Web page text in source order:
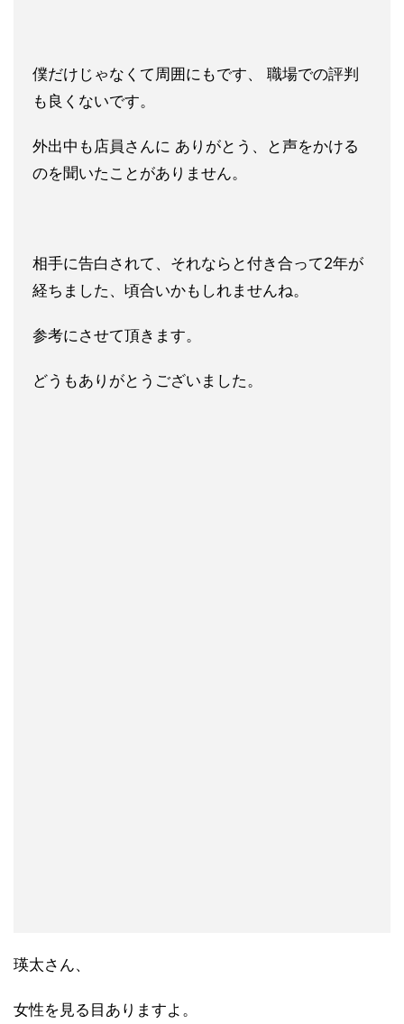
僕だけじゃなくて周囲にもです、 職場での評判
も良くないです。
外出中も店員さんに ありがとう、と声をかける
のを聞いたことがありません。
相手に告白されて、それならと付き合って2年が
経ちました、頃合いかもしれませんね。
参考にさせて頂きます。
どうもありがとうございました。
瑛太さん、
女性を見る目ありますよ。